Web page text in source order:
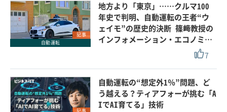
記事
自動運転
地方より「東京」……クルマ100
年史で判明、自動運転の王者“ウ
ェイモ”の歴史的決断 篠﨑教授の
インフォメーション・エコノミ…
7
自動運転の“想定外1％”問題、ど
う越える？ティアフォーが挑む「A
IでAI育てる」技術